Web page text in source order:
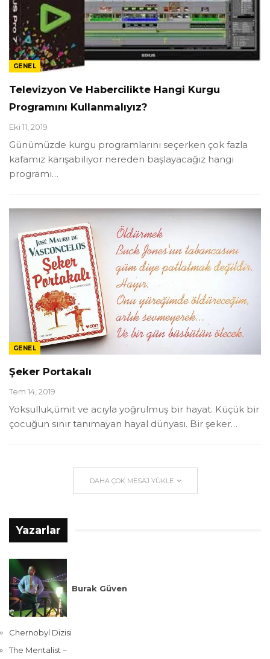
GENEL
Televizyon Ve Habercilikte Hangi Kurgu
Programını Kullanmalıyız?
Eki 11, 2019
Günümüzde kurgu programlarını seçerken çok fazla
kafamız karışabiliyor nereden başlayacağız hangi
programı…
GENEL
Şeker Portakalı
Tem 14, 2019
Yoksulluk,ümit ve acıyla yoğrulmuş bir hayat. Küçük bir
çocuğun sınır tanımayan hayal dünyası. Bir şeker…
DAHA ÇOK MESAJ YÜKLE
Yazarlar
Burak Güven
Chernobyl Dizisi
The Mentalist –